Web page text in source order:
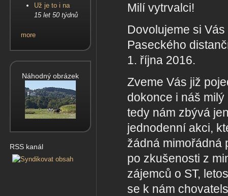
Už je to i na
15 let 50 týdnů
more
Náhodný obrázek
RSS kanál
Milí vytrvalci!
Dovolujeme si
Paseckého
1. října 2016.
Zveme Vás již
dokonce i náš
tedy nám zbývá
jednodenní akci,
žádná mimořádná
po zkušenosti z
zájemců o ST,
se k nám